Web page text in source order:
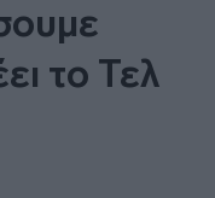
το Τελ